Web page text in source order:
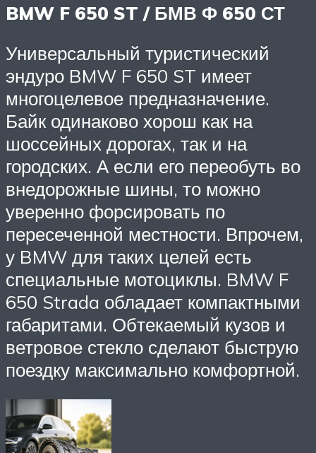
BMW F 650 ST / БМВ Ф 650 СТ
Универсальный туристический
эндуро BMW F 650 ST имеет
многоцелевое предназначение.
Байк одинаково хорош как на
шоссейных дорогах, так и на
городских. А если его переобуть во
внедорожные шины, то можно
уверенно форсировать по
пересеченной местности. Впрочем,
у BMW для таких целей есть
специальные мотоциклы. BMW F
650 Strada обладает компактными
габаритами. Обтекаемый кузов и
ветровое стекло сделают быструю
поездку максимально комфортной.